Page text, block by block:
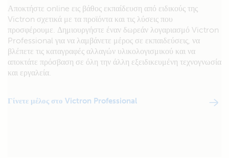
Αποκτήστε online εις βάθος εκπαίδευση από ειδικούς της
Victron σχετικά με τα προϊόντα και τις λύσεις που
προσφέρουμε. Δημιουργήστε έναν δωρεάν λογαριασμό Victron
Professional για να λαμβάνετε μέρος σε εκπαιδεύσεις, να
βλέπετε τις καταγραφές αλλαγών υλικολογισμικού και να
αποκτάτε πρόσβαση σε όλη την άλλη εξειδικευμένη τεχνογνωσία
και εργαλεία.
Γίνετε μέλος στο Victron Professional